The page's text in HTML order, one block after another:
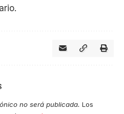
no será publicada. Los